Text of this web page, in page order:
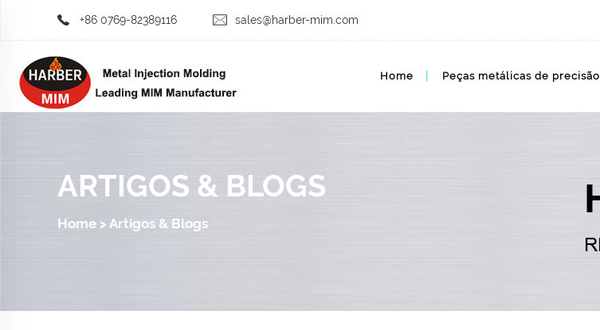
+86 0769-82389116 sales@harber-mim.com
Home Peças metálicas de precisão
ARTIGOS & BLOGS
Home > Artigos & Blogs